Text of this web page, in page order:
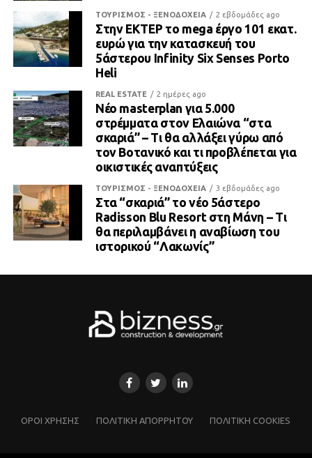
ΤΟΥΡΙΣΜΟΣ - ΞΕΝΟΔΟΧΕΙΑ 2 εβδομάδες ago
Στην ΕΚΤΕΡ το mega έργο 101 εκατ.
ευρώ για την κατασκευή του
5άστερου Infinity Six Senses Porto
Heli
REAL ESTATE 2 ημέρες ago
Νέο masterplan για 5.000
στρέμματα στον Ελαιώνα “στα
σκαριά” – Τι θα αλλάξει γύρω από
τον Βοτανικό και τι προβλέπεται για
οικιστικές αναπτύξεις
ΤΟΥΡΙΣΜΟΣ - ΞΕΝΟΔΟΧΕΙΑ 3 εβδομάδες ago
Στα “σκαριά” το νέο 5άστερο
Radisson Blu Resort στη Μάνη – Τι
θα περιλαμβάνει η αναβίωση του
ιστορικού “Λακωνίς”
ΌΡΟΙ ΧΡΗΣΗΣ ΠΟΛΙΤΙΚΗ ΑΠΟΡΡΗΤΟΥ ΠΟΛΙΤΙΚΗ COOKIES